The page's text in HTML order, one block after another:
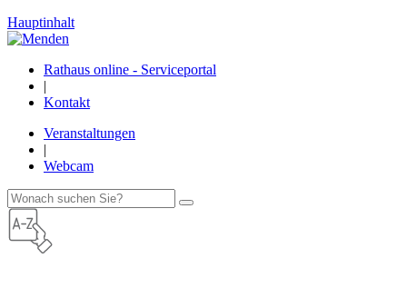
Hauptinhalt
Rathaus online - Serviceportal
|
Kontakt
Veranstaltungen
|
Webcam